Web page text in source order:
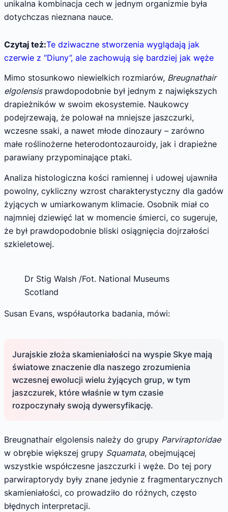
unikalna kombinacja cech w jednym organizmie była
dotychczas nieznana nauce.
Czytaj też:Te dziwaczne stworzenia wyglądają jak
czerwie z “Diuny”, ale zachowują się bardziej jak węże
Mimo stosunkowo niewielkich rozmiarów, Breugnathair
elgolensisprawdopodobnie był jednym z największych
drapieżników w swoim ekosystemie. Naukowcy
podejrzewają, że polował na mniejsze jaszczurki,
wczesne ssaki, a nawet młode dinozaury – zarówno
małe roślinożerne heterodontozauroidy, jak i drapieżne
parawiany przypominające ptaki.
Analiza histologiczna kości ramiennej i udowej ujawniła
powolny, cykliczny wzrost charakterystyczny dla gadów
żyjących w umiarkowanym klimacie. Osobnik miał co
najmniej dziewięć lat w momencie śmierci, co sugeruje,
że był prawdopodobnie bliski osiągnięcia dojrzałości
szkieletowej.
Dr Stig Walsh /Fot. National Museums
Scotland
Susan Evans, współautorka badania, mówi:
Jurajskie złoża skamieniałości na wyspie Skye mają
światowe znaczenie dla naszego zrozumienia
wczesnej ewolucji wielu żyjących grup, w tym
jaszczurek, które właśnie w tym czasie
rozpoczynały swoją dywersyfikację.
Breugnathair elgolensis należy do grupy Parviraptoridae
w obrębie większej grupy Squamata, obejmującej
wszystkie współczesne jaszczurki i węże. Do tej pory
parwiraptorydy były znane jedynie z fragmentarycznych
skamieniałości, co prowadziło do różnych, często
błędnych interpretacji.